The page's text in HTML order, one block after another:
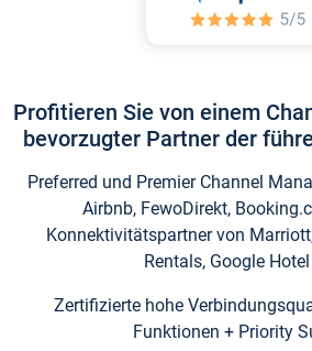
Profitieren Sie von einem
bevorzugter Partner der
Preferred und Premier Channel
Airbnb, FewoDirekt,
Konnektivitätspartner von
Rentals, Google
Zertifizierte hohe
Funktionen + Priority